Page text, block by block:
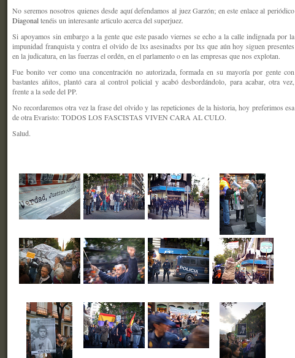
No seremos nosotros quienes desde aquí defendamos al juez Garzón; en este enlace al periódico
Diagonaltenéis un interesante articulo acerca del superjuez.
Si apoyamos sin embargo a la gente que este pasado viernes se echo a la calle indignada por la
impunidad franquista y contra el olvido de lxs asesinadxs por lxs que aún hoy siguen presentes
en la judicatura, en las fuerzas el ordén, en el parlamento o en las empresas que nos explotan.
Fue bonito ver como una concentración no autorizada, formada en su mayoría por gente con
bastantes añitos, plantó cara al control policial y acabó desbordándolo, para acabar, otra vez,
frente a la sede del PP.
No recordaremos otra vez la frase del olvido y las repeticiones de la historia, hoy preferimos esa
de otra Evaristo: TODOS LOS FASCISTAS VIVEN CARA AL CULO.
Salud.